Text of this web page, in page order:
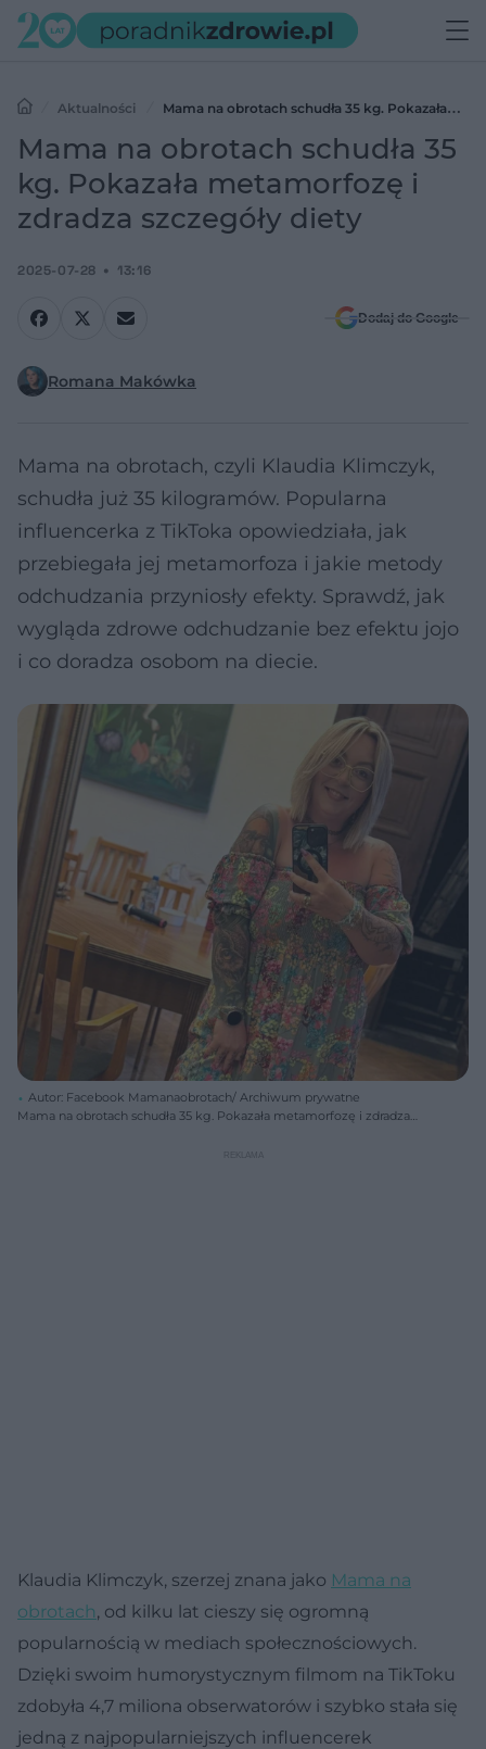
Aktualności
Mama na obrotach schudła 35 kg. Pokazała
metamorfozę i zdradza szczegóły diety
Mama na obrotach schudła 35
kg. Pokazała metamorfozę i
zdradza szczegóły diety
2025-07-28 13:16
Dodaj do Google
Romana Makówka
Mama na obrotach, czyli Klaudia Klimczyk,
schudła już 35 kilogramów. Popularna
influencerka z TikToka opowiedziała, jak
przebiegała jej metamorfoza i jakie metody
odchudzania przyniosły efekty. Sprawdź, jak
wygląda zdrowe odchudzanie bez efektu jojo
i co doradza osobom na diecie.
Autor: Facebook Mamanaobrotach/ Archiwum prywatne
Mama na obrotach schudła 35 kg. Pokazała metamorfozę i zdradza
Klaudia Klimczyk, szerzej znana jako Mama na
obrotach, od kilku lat cieszy się ogromną
popularnością w mediach społecznościowych.
Dzięki swoim humorystycznym filmom na TikToku
zdobyła 4,7 miliona obserwatorów i szybko stała się
jedną z najpopularniejszych influencerek